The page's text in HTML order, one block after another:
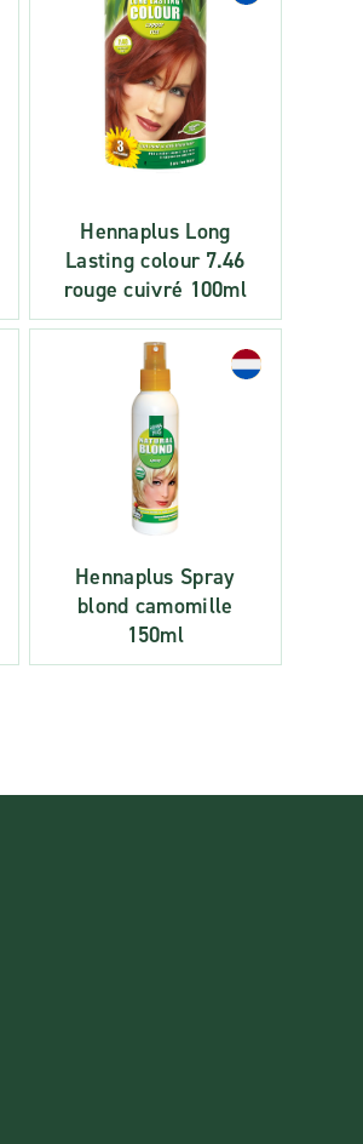
Hennaplus Long
Lasting colour 7.46
rouge cuivré 100ml
Hennaplus Spray
blond camomille
150ml